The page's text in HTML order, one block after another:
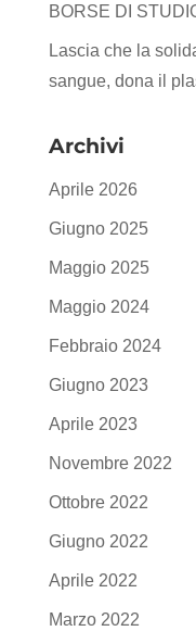
BORSE DI
Lascia che la
sangue, dona il
Archivi
Aprile 2026
Giugno 2025
Maggio 2025
Maggio 2024
Febbraio 2024
Giugno 2023
Aprile 2023
Novembre 2022
Ottobre 2022
Giugno 2022
Aprile 2022
Marzo 2022